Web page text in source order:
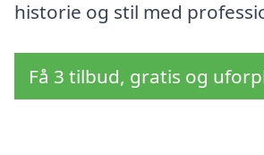
historie og stil med
Få 3 tilbud, gratis og